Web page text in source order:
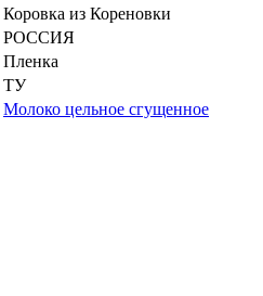
Коровка из Кореновки
РОССИЯ
Пленка
ТУ
Молоко цельное сгущенное